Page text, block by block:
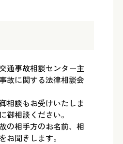
通事故相談センター主
故に関する法律相談会
相談もお受けいたしま
御相談ください。
の相手方のお名前、相
お聞きします。